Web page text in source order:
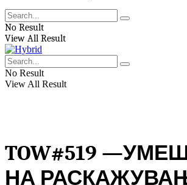
No Result
View All Result
No Result
View All Result
TOW#519
НА